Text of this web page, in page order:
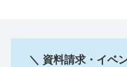
＼ 資料請求・イベ